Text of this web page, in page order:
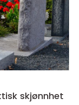
skjønnhet